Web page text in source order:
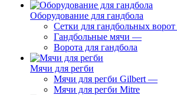
Оборудование для гандбола
Сетки для гандбольных ворот
Гандбольные мячи —
Ворота для гандбола
Мячи для регби
Мячи для регби Gilbert —
Мячи для регби Mitre